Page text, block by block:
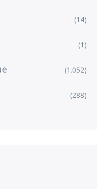
(14)
(1)
(1.052)
(288)